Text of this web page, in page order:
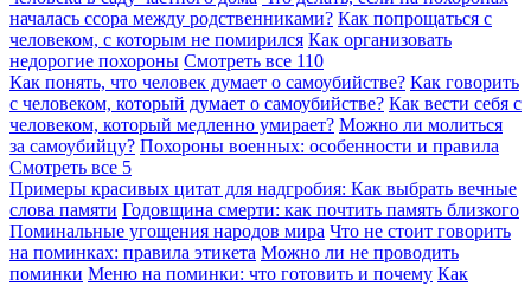
началась ссора между родственниками? Как попрощаться с
человеком, с которым не помирился Как организовать
недорогие похороны Смотреть все 110
Как понять, что человек думает о самоубийстве? Как говорить
с человеком, который думает о самоубийстве? Как вести себя с
человеком, который медленно умирает? Можно ли молиться
за самоубийцу? Похороны военных: особенности и правила
Смотреть все 5
Примеры красивых цитат для надгробия: Как выбрать вечные
слова памяти Годовщина смерти: как почтить память близкого
Поминальные угощения народов мира Что не стоит говорить
на поминках: правила этикета Можно ли не проводить
поминки Меню на поминки: что готовить и почему Как